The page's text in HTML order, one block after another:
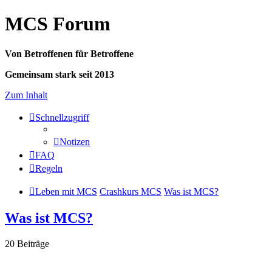
MCS Forum
Von Betroffenen für Betroffene
Gemeinsam stark seit 2013
Zum Inhalt
Schnellzugriff
Notizen
FAQ
Regeln
Leben mit MCS Crashkurs MCS Was ist MCS?
Was ist MCS?
20 Beiträge